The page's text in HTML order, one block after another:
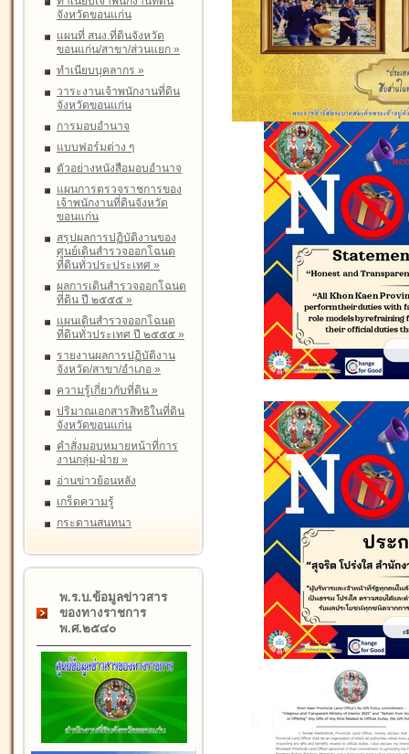
จังหวัดขอนแก่น
แผนที่ สนง.ที่ดินจังหวัด
ขอนแก่น/สาขา/ส่วนแยก »
ทำเนียบบุคลากร »
วาระงานเจ้าพนักงานที่ดิน
จังหวัดขอนแก่น
การมอบอำนาจ
แบบฟอร์มต่าง ๆ
ตัวอย่างหนังสือมอบอำนาจ
แผนการตรวจราชการของ
เจ้าพนักงานที่ดินจังหวัด
ขอนแก่น
สรุปผลการปฏิบัติงานของ
ศูนย์เดินสำรวจออกโฉนด
ที่ดินทั่วประประเทศ »
ผลการเดินสำรวจออกโฉนด
ที่ดิน ปี ๒๕๕๕ »
แผนเดินสำรวจออกโฉนด
ที่ดินทั่วประเทศ ปี ๒๕๕๕ »
รายงานผลการปฏิบัติงาน
จังหวัด/สาขา/อำเภอ »
ความรู้เกี่ยวกับที่ดิน »
ปริมาณเอกสารสิทธิในที่ดิน
จังหวัดขอนแก่น
คำสั่งมอบหมายหน้าที่การ
งานกลุ่ม-ฝ่าย »
อ่านข่าวย้อนหลัง
เกร็ดความรู้
กระดานสนทนา
พ.ร.บ.ข้อมูลข่าวสาร
ของทางราชการ
พ.ศ.๒๕๔๐